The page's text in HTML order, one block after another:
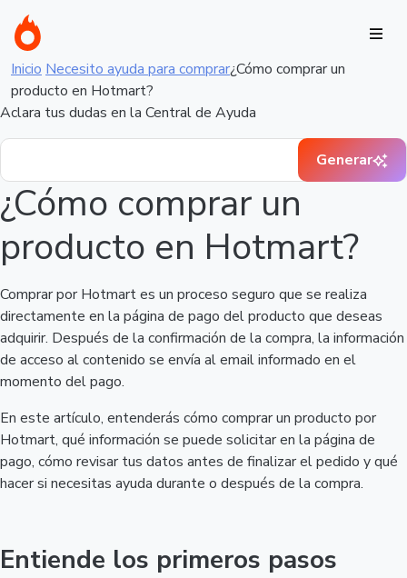
Inicio Necesito ayuda para comprar¿Cómo comprar un
producto en Hotmart?
Aclara tus dudas en la Central de Ayuda
Generar
¿Cómo comprar un
producto en Hotmart?
Comprar por Hotmart es un proceso seguro que se realiza
directamente en la página de pago del producto que deseas
adquirir. Después de la confirmación de la compra, la información
de acceso al contenido se envía al email informado en el
momento del pago.
En este artículo, entenderás cómo comprar un producto por
Hotmart, qué información se puede solicitar en la página de
pago, cómo revisar tus datos antes de finalizar el pedido y qué
hacer si necesitas ayuda durante o después de la compra.
Entiende los primeros pasos